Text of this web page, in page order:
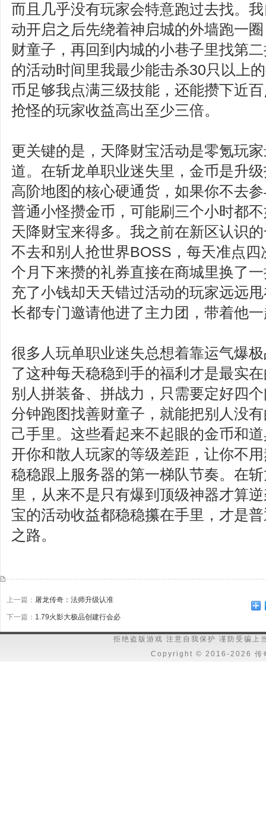
而且几乎没有玩家会特意跑过去找。
动开启之后先绕着神启城的外墙跑一
财童子，再回到内城的小巷子里找第
的活动时间里我最少能击杀30只以上
币足够我点满三级技能，还能攒下近
抢怪的玩家收益高出至少三倍。
更关键的是，天降财宝活动是零氪玩
道。在斩龙单职业迷失里，金币是升
高阶地图的核心硬通货，如果你不去
普通小怪攒金币，可能刷三个小时都
天降财宝来得多。我之前在新区认识
不去和别人抢世界BOSS，每天准点
个月下来攒的礼券直接在商城里换了
充了小钱却天天错过活动的玩家远远
长都专门邀请他进了主力团，带着他
很多人玩单职业迷失总想着靠运气爆
了这种每天稳稳到手的福利才是最实
别人拼装备、拼战力，只需要定好四
分钟跑图找善财童子，就能把别人没
己手里。这些看起来不起眼的金币和
开你和散人玩家的等级差距，让你不
稳稳跟上服务器的第一梯队节奏。在
里，从来不是只有爆到顶级神器才算
宝的活动收益都稳稳攥在手里，才是
之路。
上一篇： 屠龙传奇：法师升级认准
下一篇： 1.79火影大极品创建行会必
拒绝盗版游戏 注意自我保护 谨防受骗上
Copyright © 2016-2026 传